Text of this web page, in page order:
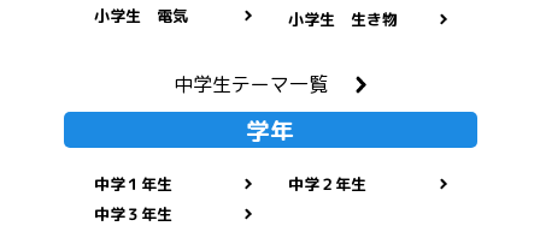
小学生 電気
小学生 生き物
中学生テーマ一覧
学年
中学１年生
中学２年生
中学３年生